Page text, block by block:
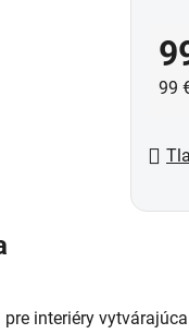
99
interiéry vytvárajúca